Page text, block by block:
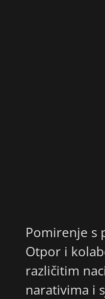
Pomirenje s
Otpor i
različitim
narativima i